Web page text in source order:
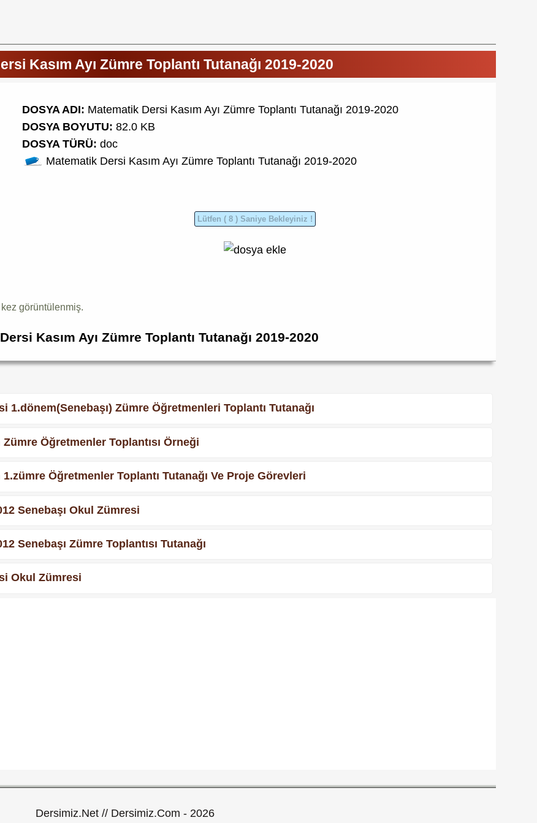
Kasım Ayı Zümre Toplantı Tutanağı 2019-2020
DOSYA ADI: Matematik Dersi Kasım Ayı Zümre Toplantı Tutanağı 2019-2020
DOSYA BOYUTU: 82.0 KB
DOSYA TÜRÜ: doc
Matematik Dersi Kasım Ayı Zümre Toplantı Tutanağı 2019-2020
kez görüntülenmiş.
Kasım Ayı Zümre Toplantı Tutanağı 2019-2020
1.dönem(Senebaşı) Zümre Öğretmenleri Toplantı Tutanağı
Öğretmenler Toplantısı Örneği
Öğretmenler Toplantı Tutanağı Ve Proje Görevleri
Senebaşı Okul Zümresi
Senebaşı Zümre Toplantısı Tutanağı
Okul Zümresi
Dersimiz.Net // Dersimiz.Com - 2026